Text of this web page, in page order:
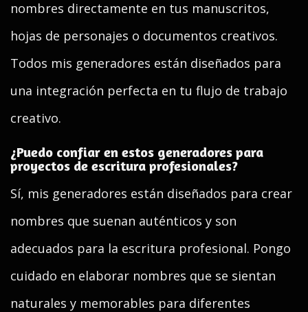
nombres directamente en tus manuscritos,
hojas de personajes o documentos creativos.
Todos mis generadores están diseñados para
una integración perfecta en tu flujo de trabajo
creativo.
¿Puedo confiar en estos generadores para
proyectos de escritura profesionales?
Sí, mis generadores están diseñados para crear
nombres que suenan auténticos y son
adecuados para la escritura profesional. Pongo
cuidado en elaborar nombres que se sientan
naturales y memorables para diferentes